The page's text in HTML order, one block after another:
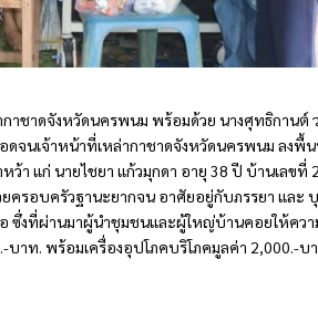
ชาดจังหวัดนครพนม พร้อมด้วย นางศุทธิกานต์
จนเจ้าหน้าที่เหล่ากาชาดจังหวัดนครพนม ลงพื้น
า แก่ นายไชยา แก้วมุกดา อายุ 38 ปี บ้านเลขที่
ครอบครัวฐานะยากจน อาศัยอยู่กับภรรยา และ
ซึ่งที่ผ่านมาผู้นำชุมชนและผู้ใหญ่บ้านคอยให้ควา
าท. พร้อมเครื่องอุปโภคบริโภคมูลค่า 2,000.-บ